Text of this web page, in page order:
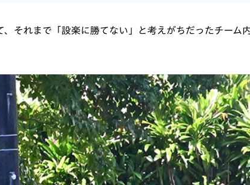
それまで「設楽に勝てない」と考えがちだったチーム